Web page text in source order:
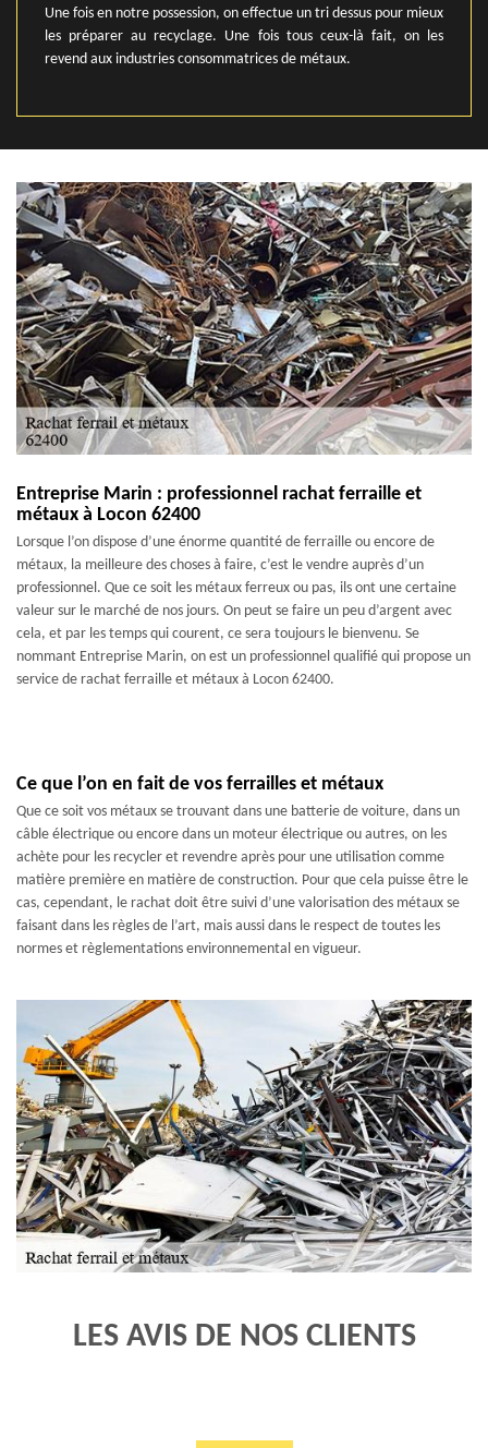
Une fois en notre possession, on effectue un tri dessus pour mieux
les préparer au recyclage. Une fois tous ceux-là fait, on les
revend aux industries consommatrices de métaux.
Entreprise Marin : professionnel rachat ferraille et
métaux à Locon 62400
Lorsque l’on dispose d’une énorme quantité de ferraille ou encore de
métaux, la meilleure des choses à faire, c’est le vendre auprès d’un
professionnel. Que ce soit les métaux ferreux ou pas, ils ont une certaine
valeur sur le marché de nos jours. On peut se faire un peu d’argent avec
cela, et par les temps qui courent, ce sera toujours le bienvenu. Se
nommant Entreprise Marin, on est un professionnel qualifié qui propose un
service de rachat ferraille et métaux à Locon 62400.
Ce que l’on en fait de vos ferrailles et métaux
Que ce soit vos métaux se trouvant dans une batterie de voiture, dans un
câble électrique ou encore dans un moteur électrique ou autres, on les
achète pour les recycler et revendre après pour une utilisation comme
matière première en matière de construction. Pour que cela puisse être le
cas, cependant, le rachat doit être suivi d’une valorisation des métaux se
faisant dans les règles de l’art, mais aussi dans le respect de toutes les
normes et règlementations environnemental en vigueur.
LES AVIS DE NOS CLIENTS